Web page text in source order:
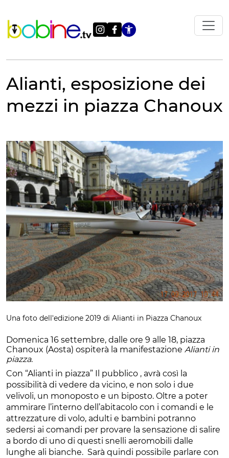
contenuto
Apri le
Alianti, esposizione dei
mezzi in piazza Chanoux
Una foto dell'edizione 2019 di Alianti in Piazza Chanoux
Domenica 16 settembre, dalle ore 9 alle 18, piazza
Chanoux (Aosta) ospiterà la manifestazione Alianti in
piazza.
Con “Alianti in piazza” Il pubblico , avrà così la
possibilità di vedere da vicino, e non solo i due
velivoli, un monoposto e un biposto. Oltre a poter
ammirare l’interno dell’abitacolo con i comandi e le
attrezzature di volo, adulti e bambini potranno
sedersi ai comandi per provare la sensazione di salire
a bordo di uno di questi snelli aeromobili dalle
lunghe ali bianche. Sarà quindi possibile parlare con